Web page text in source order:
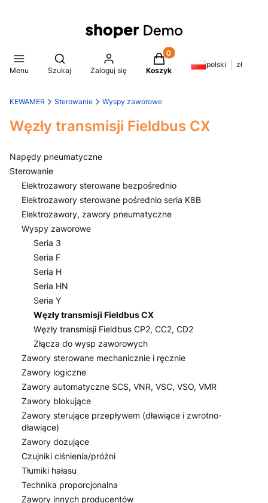
Menu
Otwórz wyszukiwarkę
Szukaj Zaloguj się
Produkty w koszyku: 0.
Koszyk
polski zł
KEWAMER Sterowanie Wyspy zaworowe
Węzły transmisji Fieldbus CX
Napędy pneumatyczne
Sterowanie
Elektrozawory sterowane bezpośrednio
Elektrozawory sterowane pośrednio seria K8B
Elektrozawory, zawory pneumatyczne
Wyspy zaworowe
Seria 3
Seria F
Seria H
Seria HN
Seria Y
Węzły transmisji Fieldbus CX
Węzły transmisji Fieldbus CP2, CC2, CD2
Złącza do wysp zaworowych
Zawory sterowane mechanicznie i ręcznie
Zawory logiczne
Zawory automatyczne SCS, VNR, VSC, VSO, VMR
Zawory blokujące
Zawory sterujące przepływem (dławiące i zwrotno-
dławiące)
Zawory dozujące
Czujniki ciśnienia/próżni
Tłumiki hałasu
Technika proporcjonalna
Zawory innych producentów